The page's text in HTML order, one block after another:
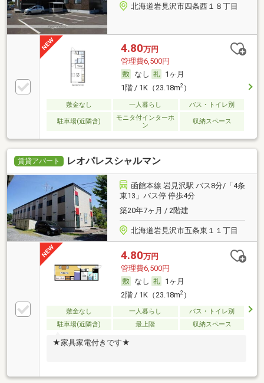
北海道岩見沢市四条西１８丁目
4.80万円
管理費6,500円
なし
1ヶ月
1階 / 1K（23.18m2）
敷金なし 一人暮らし バス・トイレ別
駐車場(近隣含)
モニタ付インターホ
ン
収納スペース
賃貸アパート レオパレスシャルマン
函館本線 岩見沢駅 バス8分/「4条
東13」バス停 停歩4分
築20年7ヶ月 / 2階建
北海道岩見沢市五条東１１丁目
4.80万円
管理費6,500円
なし
1ヶ月
2階 / 1K（23.18m2）
敷金なし 一人暮らし
バス・トイレ別
駐車場(近隣含)
最上階 収納スペース
★家具家電付きです★